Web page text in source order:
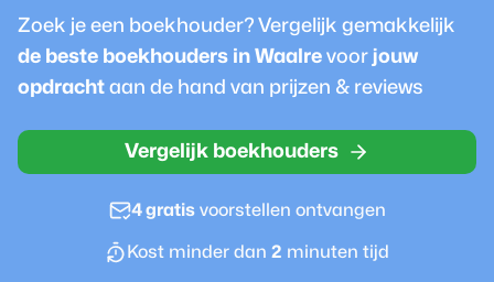
Zoek je een boekhouder? Vergelijk gemakkelijk
de beste boekhouders in Waalre voor jouw
opdracht aan de hand van prijzen & reviews
Vergelijk boekhouders
4 gratisvoorstellen ontvangen
Kost minder dan 2 minuten tijd